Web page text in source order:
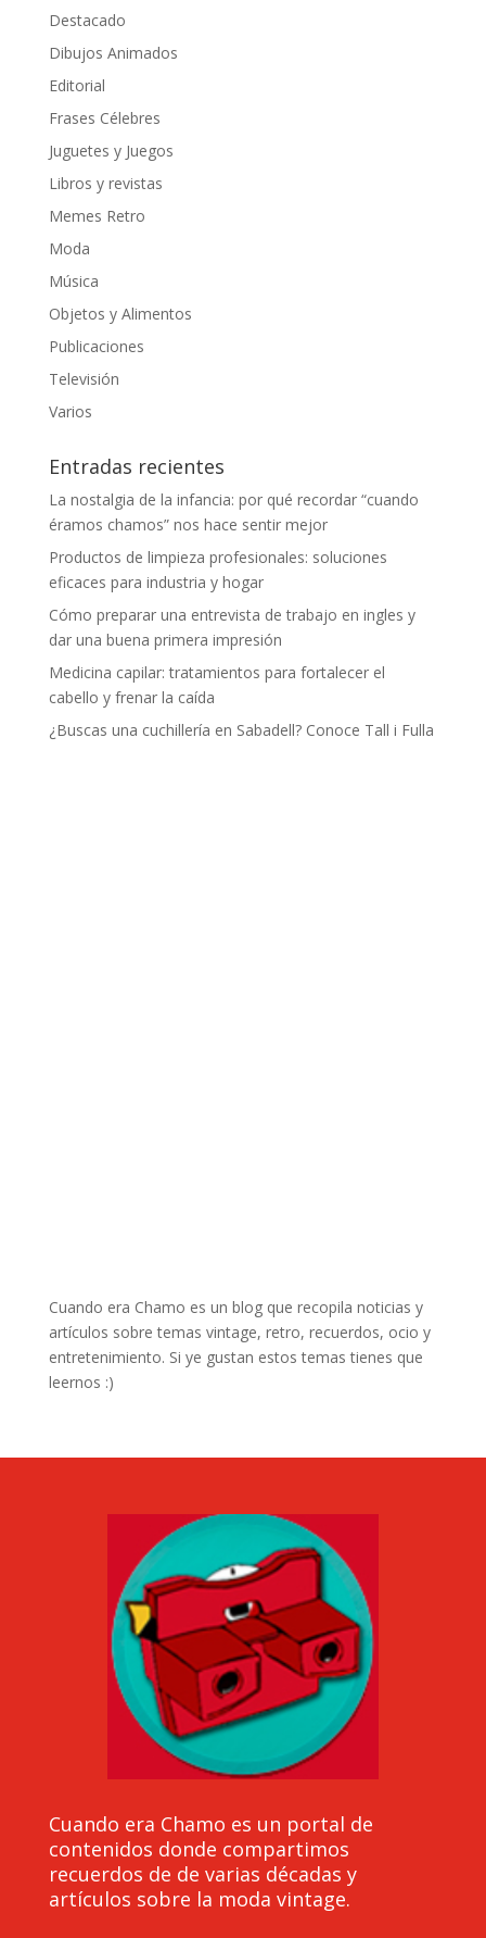
Destacado
Dibujos Animados
Editorial
Frases Célebres
Juguetes y Juegos
Libros y revistas
Memes Retro
Moda
Música
Objetos y Alimentos
Publicaciones
Televisión
Varios
Entradas recientes
La nostalgia de la infancia: por qué recordar “cuando
éramos chamos” nos hace sentir mejor
Productos de limpieza profesionales: soluciones
eficaces para industria y hogar
Cómo preparar una entrevista de trabajo en ingles y
dar una buena primera impresión
Medicina capilar: tratamientos para fortalecer el
cabello y frenar la caída
¿Buscas una cuchillería en Sabadell? Conoce Tall i Fulla
Cuando era Chamo es un blog que recopila noticias y
artículos sobre temas vintage, retro, recuerdos, ocio y
entretenimiento. Si ye gustan estos temas tienes que
leernos :)
Cuando era Chamo es un portal de
contenidos donde compartimos
recuerdos de de varias décadas y
artículos sobre la moda vintage.